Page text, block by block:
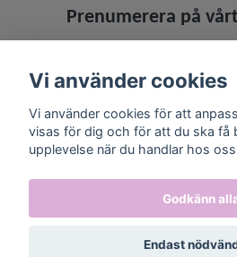
Prenumerera på
Vi använder cookies
Vi använder cookies för att
visas för dig och för att du ska få
upplevelse när du handlar hos
Godkänn
Endast